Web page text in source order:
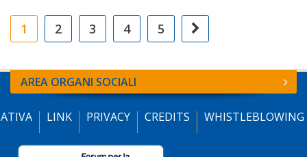
1 2 3 4 5
AREA ORGANI SOCIALI
LINK PRIVACY CREDITS WHISTLEBLOWING